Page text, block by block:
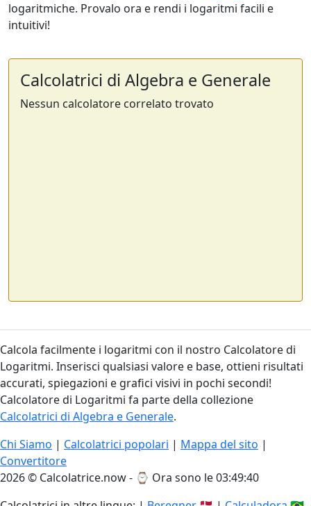
logaritmiche. Provalo ora e rendi i logaritmi facili e
intuitivi!
Calcolatrici di Algebra e Generale
Nessun calcolatore correlato trovato
Calcola facilmente i logaritmi con il nostro Calcolatore di
Logaritmi. Inserisci qualsiasi valore e base, ottieni risultati
accurati, spiegazioni e grafici visivi in pochi secondi!
Calcolatore di Logaritmi fa parte della collezione
Calcolatrici di Algebra e Generale.
Chi Siamo | Calcolatrici popolari | Mappa del sito |
Convertitore
2026 © Calcolatrice.now - ⌚ Ora sono le 03:49:40